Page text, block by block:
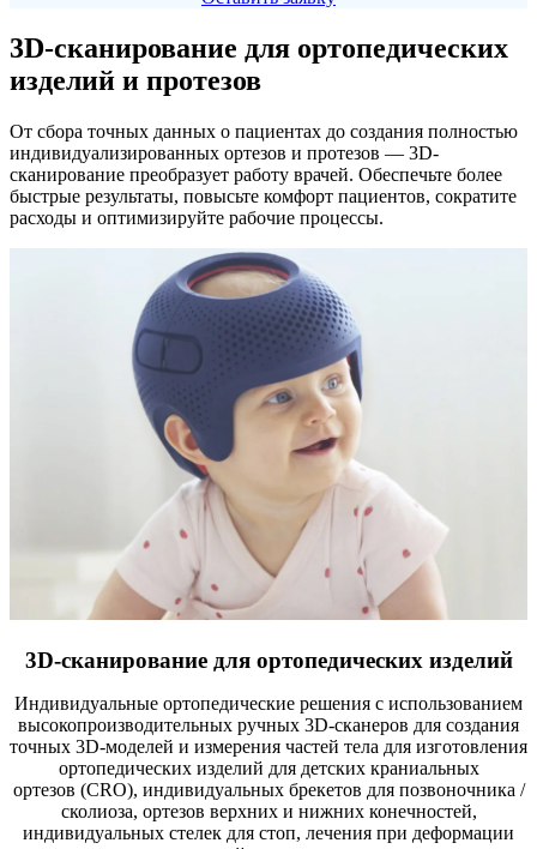
3D-сканирование для ортопедических
изделий и протезов
От сбора точных данных о пациентах до создания полностью
индивидуализированных ортезов и протезов — 3D-
сканирование преобразует работу врачей. Обеспечьте более
быстрые результаты, повысьте комфорт пациентов, сократите
расходы и оптимизируйте рабочие процессы.
3D-сканирование для ортопедических изделий
Индивидуальные ортопедические решения с использованием
высокопроизводительных ручных 3D-сканеров для создания
точных 3D-моделей и измерения частей тела для изготовления
ортопедических изделий для детских краниальных
ортезов (CRO), индивидуальных брекетов для позвоночника /
сколиоза, ортезов верхних и нижних конечностей,
индивидуальных стелек для стоп, лечения при деформации